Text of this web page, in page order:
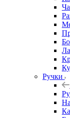
Ручки